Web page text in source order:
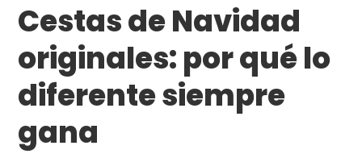
Cestas de Navidad
originales: por qué lo
diferente siempre
gana